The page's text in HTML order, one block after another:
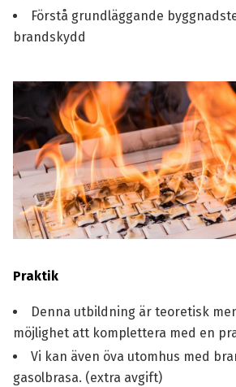
Förstå grundläggande
brandskydd
Praktik
Denna utbildning är teoretisk
möjlighet att komplettera med en
Vi kan även öva utomhus med
gasolbrasa. (extra avgift)